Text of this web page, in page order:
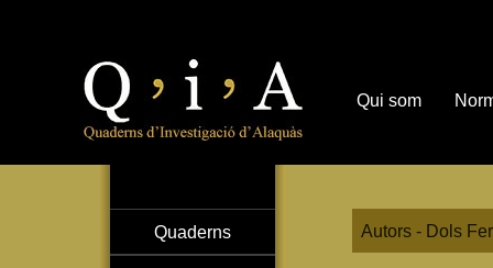
Quaderns Autors - Dols
Qui som